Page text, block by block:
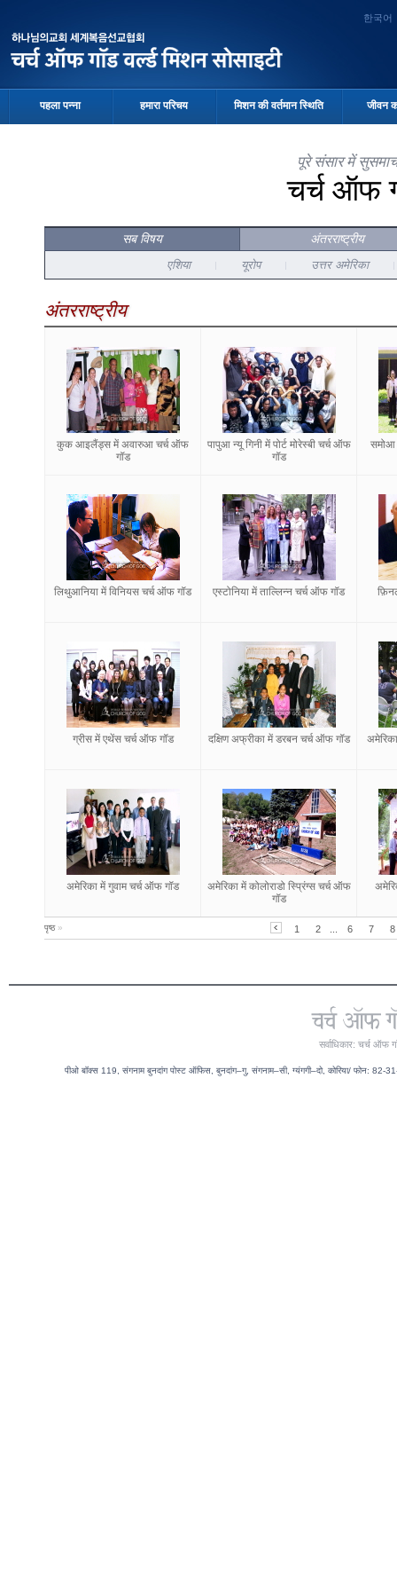
한국어
पहला पन्ना हमारा परिचय मिशन की वर्तमान स्थिति जीवन
पूरे संसार में
चर्च ऑफ
सब विषय अंतरराष्ट्रीय
एशिया यूरोप उत्तर अमेरिका
अंतरराष्ट्रीय
कुक आइलैंड्स में अवारुआ चर्च ऑफ
गॉड
पापुआ न्यू गिनी में पोर्ट मोरेस्बी चर्च ऑफ
गॉड
समोआ
लिथुआनिया में विनियस चर्च ऑफ गॉड एस्टोनिया में ताल्लिन्न चर्च ऑफ गॉड
ग्रीस में एथेंस चर्च ऑफ गॉड दक्षिण अफ्रीका में डरबन चर्च ऑफ गॉड
अमेरिका में गुवाम चर्च ऑफ गॉड
अमेरिका में कोलोराडो स्प्रिंग्स चर्च ऑफ
गॉड
पृष्ठ » 1 2 6 7 8
सर्वाधिकार: चर्च ऑफ
पीओ बॉक्स 119, संगनाम बुनदांग पोस्ट ऑफिस, बुनदांग–गु, संगनाम–सी, ग्यंगगी–दो, कोरिया/